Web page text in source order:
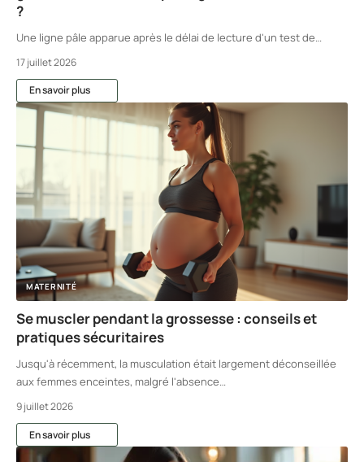
?
Une ligne pâle apparue après le délai de lecture d'un test de…
17 juillet 2026
En savoir plus
MATERNITÉ
Se muscler pendant la grossesse : conseils et
pratiques sécuritaires
Jusqu'à récemment, la musculation était largement déconseillée
aux femmes enceintes, malgré l'absence…
9 juillet 2026
En savoir plus